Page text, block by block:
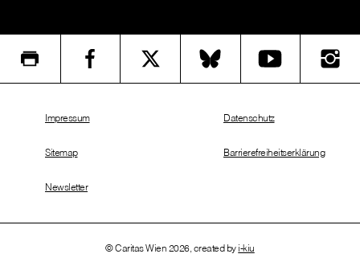
© Caritas Wien 2026, created by i-kiu
Impressum
Sitemap
Newsletter
Datenschutz
Barrierefreiheitserklärung